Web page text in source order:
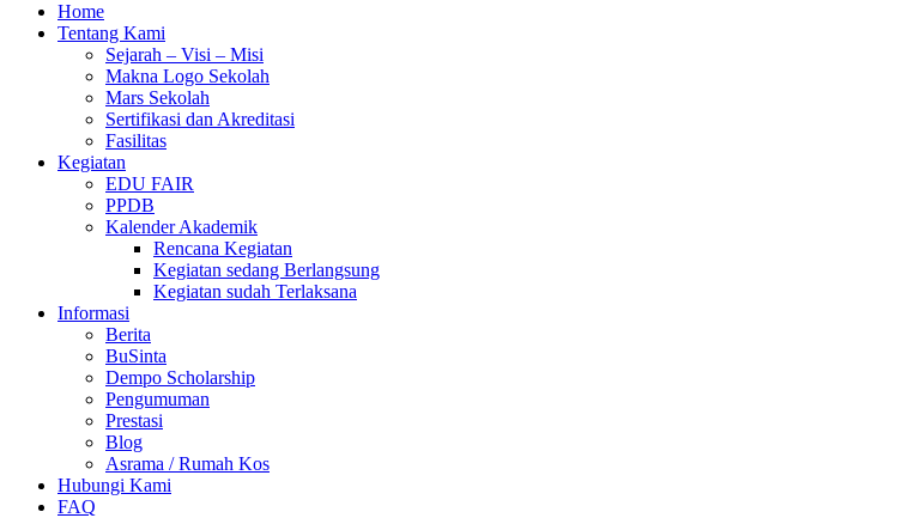
Home
Tentang Kami
Sejarah – Visi – Misi
Makna Logo Sekolah
Mars Sekolah
Sertifikasi dan Akreditasi
Fasilitas
Kegiatan
EDU FAIR
PPDB
Kalender Akademik
Rencana Kegiatan
Kegiatan sedang Berlangsung
Kegiatan sudah Terlaksana
Informasi
Berita
BuSinta
Dempo Scholarship
Pengumuman
Prestasi
Blog
Asrama / Rumah Kos
Hubungi Kami
FAQ